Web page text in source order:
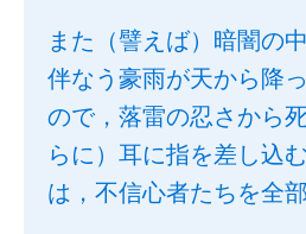
また（譬えば）暗闇の
伴なう豪雨が天から降
ので，落雷の忍さから
らに）耳に指を差し込
は，不信心者たちを全